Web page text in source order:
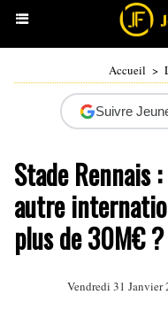
Accueil >
Suivre
Stade Rennais
autre
plus de 30M€ ?
Vendredi 31